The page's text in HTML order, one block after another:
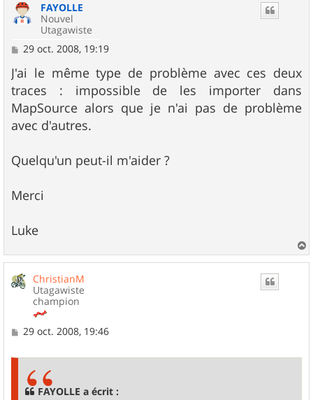
FAYOLLE
Nouvel
Utagawiste
M
s
s
a
g
e
29 oct. 2008, 19:19
J'ai le même type de problème avec ces deux
traces : impossible de les importer dans
MapSource alors que je n'ai pas de problème
avec d'autres.
Quelqu'un peut-il m'aider ?
Merci
Luke
a
ChristianM
Utagawiste
champion
M
29 oct. 2008, 19:46
FAYOLLE a écrit :